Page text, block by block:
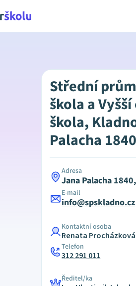
Střední
škola a
škola,
Palacha 1840
Adresa
Jana Palacha
E-mail
info@spskladno.cz
Kontaktní osoba
Renata Procházková
Telefon
312 291 011
Ředitel/ka